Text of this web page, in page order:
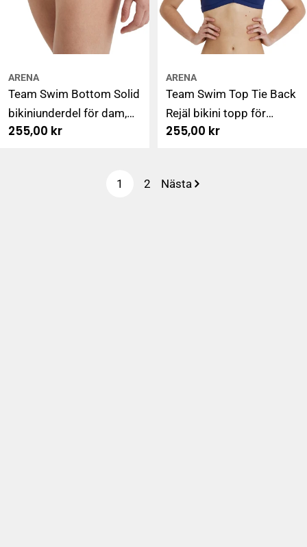
ARENA
Team Swim Bottom Solid
bikiniunderdel för dam,
svart
Ordinarie
255,00 kr
ARENA
Team Swim Top Tie Back
Rejäl bikini topp för
kvinnor, mörkblå
Ordinarie
255,00 kr
1 2 Nästa